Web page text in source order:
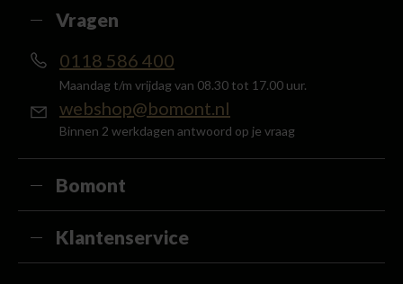
Vragen
0118 586 400
Maandag t/m vrijdag van 08.30 tot 17.00 uur.
webshop@bomont.nl
Binnen 2 werkdagen antwoord op je vraag
Bomont
Klantenservice